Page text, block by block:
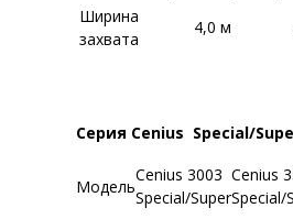
Ширина
захвата
4,0 м
Серия Cenius Special/
Модель
Cenius 3003
Special/Super
Cenius
Special/